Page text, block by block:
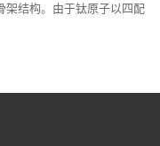
架结构。由于钛原子以四配